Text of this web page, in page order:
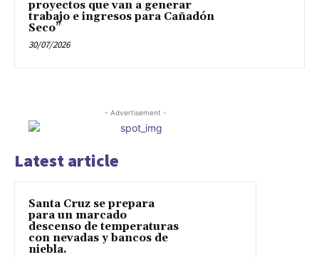
proyectos que van a generar
trabajo e ingresos para Cañadón
Seco”
30/07/2026
- Advertisement -
Latest article
Santa Cruz se prepara
para un marcado
descenso de temperaturas
con nevadas y bancos de
niebla.